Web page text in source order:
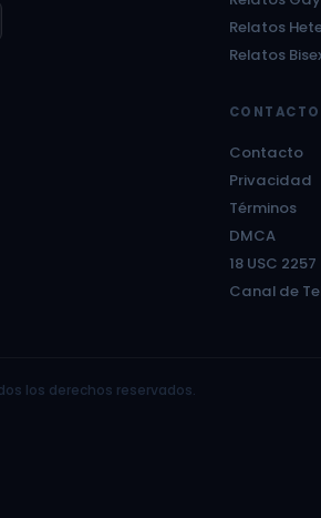
Relatos
Relatos
Contacto
Privacidad
Términos
DMCA
18 USC 2257
Canal de
los derechos reservados.